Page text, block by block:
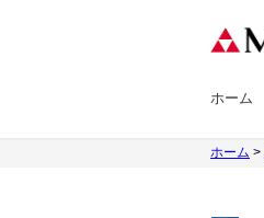
ホーム
ホーム >